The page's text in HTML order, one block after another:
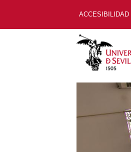
ACCESIBILIDAD